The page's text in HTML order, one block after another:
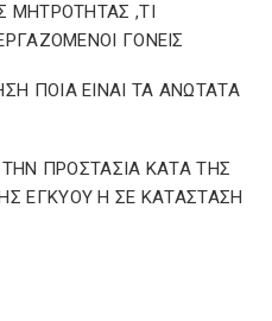
ΜΗΤΡΟΤΗΤΑΣ ,ΤΙ
ΓΟΝΕΙΣ
ΠΟΙΑ ΕΙΝΑΙ ΤΑ ΑΝΩΤΑΤΑ
ΤΗΝ ΠΡΟΣΤΑΣΙΑ ΚΑΤΑ ΤΗΣ
ΕΓΚΥΟΥ Η ΣΕ ΚΑΤΑΣΤΑΣΗ